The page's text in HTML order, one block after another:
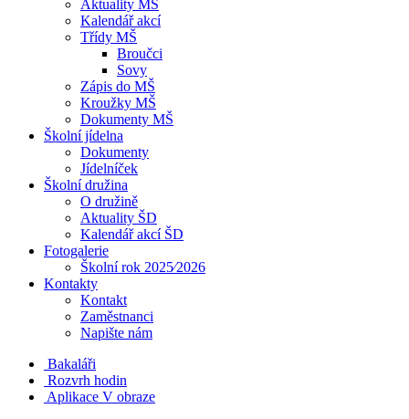
Aktuality MŠ
Kalendář akcí
Třídy MŠ
Broučci
Sovy
Zápis do MŠ
Kroužky MŠ
Dokumenty MŠ
Školní jídelna
Dokumenty
Jídelníček
Školní družina
O družině
Aktuality ŠD
Kalendář akcí ŠD
Fotogalerie
Školní rok 2025⁄2026
Kontakty
Kontakt
Zaměstnanci
Napište nám
Bakaláři
Rozvrh hodin
Aplikace V obraze